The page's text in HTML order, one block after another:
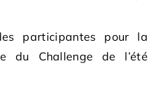
participantes pour la
du Challenge de l’été